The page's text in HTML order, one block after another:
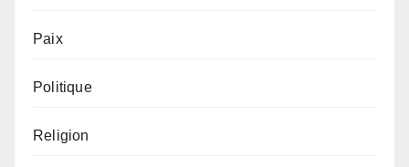
Paix
Politique
Religion